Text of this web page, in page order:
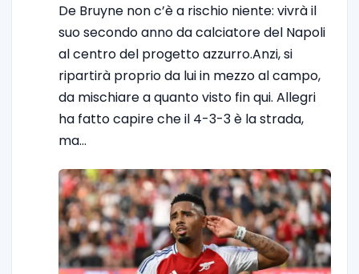
De Bruyne non c’è a rischio niente: vivrà il
suo secondo anno da calciatore del Napoli
al centro del progetto azzurro.Anzi, si
ripartirà proprio da lui in mezzo al campo,
da mischiare a quanto visto fin qui. Allegri
ha fatto capire che il 4-3-3 è la strada,
ma…